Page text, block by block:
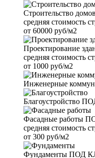
Строительство домов
средняя стоимость
от 60000 руб/м2
Проектирование
средняя стоимость
от 1000 руб/м2
Инженерные
Благоустройство
Фасадные работы
средняя стоимость
от 300 руб/м2
Фундаменты ПОД